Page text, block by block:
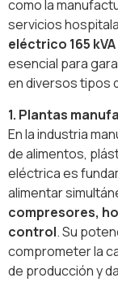
como la
servicios
eléctrico 165 kVA
esencial para
en diversos tipos
1. Plantas
En la industria
de alimentos,
eléctrica es
alimentar
compresores,
control. Su
comprometer la
de producción y